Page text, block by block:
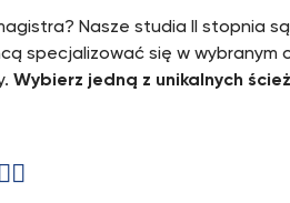
Nasze studia II stopnia są
specjalizować się w wybranym
Wybierz jedną z unikalnych